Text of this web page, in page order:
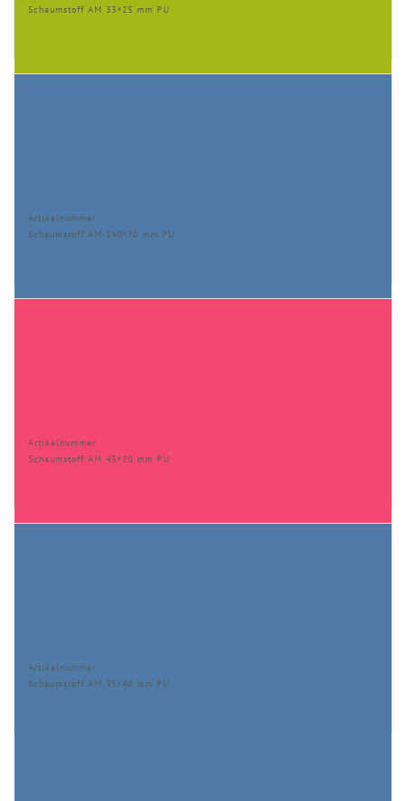
Schaumstoff AM 33×25 mm PU
Artikelnummer
Schaumstoff AM 140×70 mm PU
Artikelnummer
Schaumstoff AM 45×20 mm PU
Artikelnummer
Schaumstoff AM 35×40 mm PU